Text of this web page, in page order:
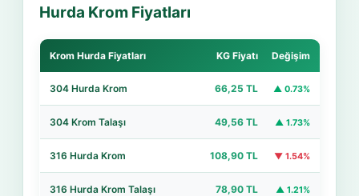
Hurda Krom Fiyatları
Krom Hurda Fiyatları KG Fiyatı Değişim
304 Hurda Krom 66,25 TL ▲ 0.73%
304 Krom Talaşı 49,56 TL ▲ 1.73%
316 Hurda Krom 108,90 TL ▼ 1.54%
316 Hurda Krom Talaşı 78,90 TL ▲ 1.21%